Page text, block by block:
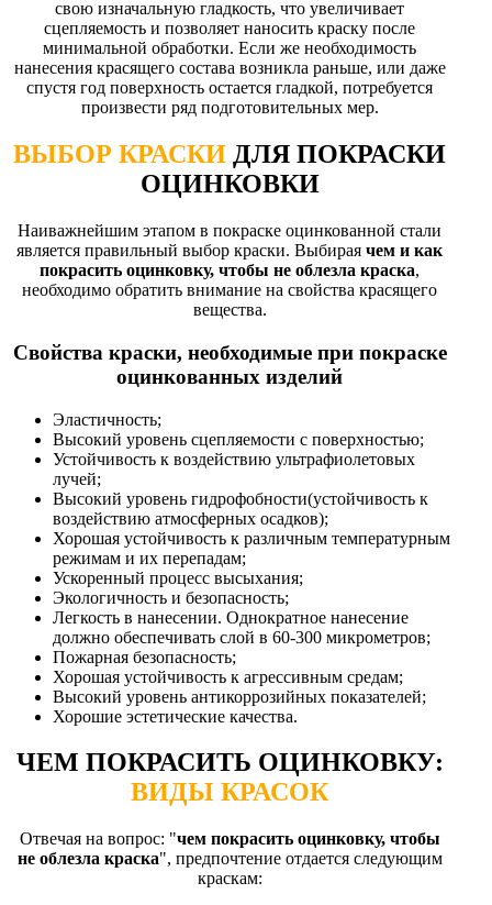
свою изначальную гладкость, что увеличивает
сцепляемость и позволяет наносить краску после
минимальной обработки. Если же необходимость
нанесения красящего состава возникла раньше, или даже
спустя год поверхность остается гладкой, потребуется
произвести ряд подготовительных мер.
ВЫБОР КРАСКИ ДЛЯ ПОКРАСКИ
ОЦИНКОВКИ
Наиважнейшим этапом в покраске оцинкованной стали
является правильный выбор краски. Выбирая чем и как
покрасить оцинковку, чтобы не облезла краска,
необходимо обратить внимание на свойства красящего
вещества.
Свойства краски, необходимые при покраске
оцинкованных изделий
Эластичность;
Высокий уровень сцепляемости с поверхностью;
Устойчивость к воздействию ультрафиолетовых
лучей;
Высокий уровень гидрофобности(устойчивость к
воздействию атмосферных осадков);
Хорошая устойчивость к различным температурным
режимам и их перепадам;
Ускоренный процесс высыхания;
Экологичность и безопасность;
Легкость в нанесении. Однократное нанесение
должно обеспечивать слой в 60-300 микрометров;
Пожарная безопасность;
Хорошая устойчивость к агрессивным средам;
Высокий уровень антикоррозийных показателей;
Хорошие эстетические качества.
ЧЕМ ПОКРАСИТЬ ОЦИНКОВКУ:
ВИДЫ КРАСОК
Отвечая на вопрос: "чем покрасить оцинковку, чтобы
не облезла краска", предпочтение отдается следующим
краскам: